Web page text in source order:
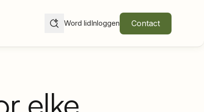
Word lidInloggen Contact
elke